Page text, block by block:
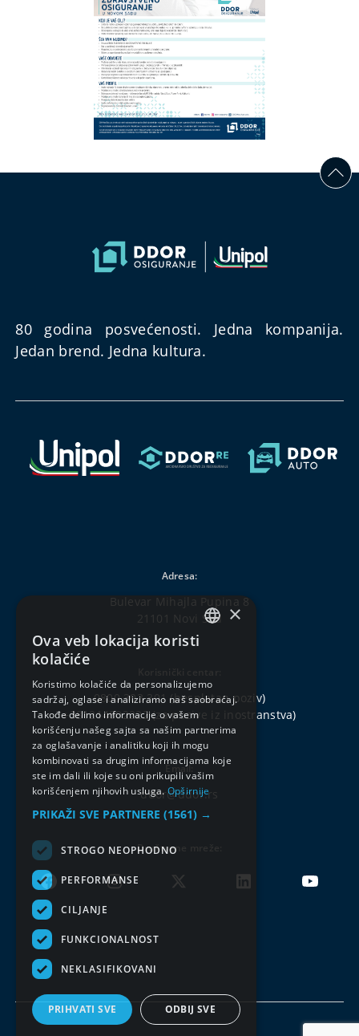
80 godina posvećenosti. Jedna kompanija.
Jedan brend. Jedna kultura.
Adresa:
Bulevar Mihajla Pupina 8
21101 Novi Sad
0800 303 301 (besplatan poziv)
+381214802222(za pozive iz inostranstva)
Email:
ddor@ddor.rs
Društvene mreže:
×
Ova veb lokacija koristi
kolačiće
Koristimo kolačiće da personalizujemo
sadržaj, oglase i analiziramo naš saobraćaj.
Takođe delimo informacije o vašem
korišćenju našeg sajta sa našim partnerima
za oglašavanje i analitiku koji ih mogu
kombinovati sa drugim informacijama koje
ste im dali ili koje su oni prikupili vašim
korišćenjem njihovih usluga. Opširnije
PRIKAŽI SVE PARTNERE (1561) →
STROGO NEOPHODNO
PERFORMANSE
CILJANJE
FUNKCIONALNOST
NEKLASIFIKOVANI
PRIHVATI SVE ODBIJ SVE